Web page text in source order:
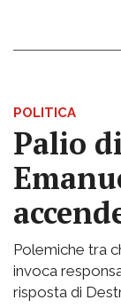
POLITICA
Palio
Polemiche tra
invoca
risposta di